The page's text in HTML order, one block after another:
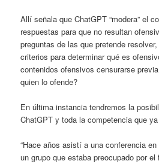
Allí señala que ChatGPT “modera” el
respuestas para que no resultan
preguntas de las que pretende
criterios para determinar qué es
contenidos ofensivos censurarse
quien lo ofende?
En última instancia tendremos la
ChatGPT y toda la competencia que
“Hace años asistí a una conferencia
un grupo que estaba preocupado por